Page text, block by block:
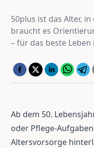
50plus ist das Alter,
braucht es
– für das beste Leben
Ab dem 50.
oder Pflege-
Altersvorsorge